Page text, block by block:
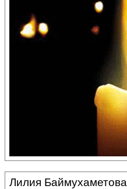
Лилия Баймухаметова